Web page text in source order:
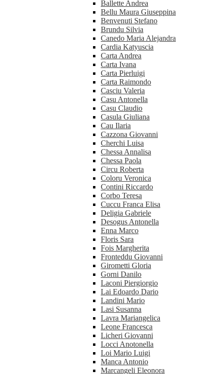
Ballette Andrea
Bellu Maura Giuseppina
Benvenuti Stefano
Brundu Silvia
Canedo Maria Alejandra
Cardia Katyuscia
Carta Andrea
Carta Ivana
Carta Pierluigi
Carta Raimondo
Casciu Valeria
Casu Antonella
Casu Claudio
Casula Giuliana
Cau Ilaria
Cazzona Giovanni
Cherchi Luisa
Chessa Annalisa
Chessa Paola
Circu Roberta
Coloru Veronica
Contini Riccardo
Corbo Teresa
Cuccu Franca Elisa
Deligia Gabriele
Desogus Antonella
Enna Marco
Floris Sara
Fois Margherita
Fronteddu Giovanni
Girometti Gloria
Gorni Danilo
Laconi Piergiorgio
Lai Edoardo Dario
Landini Mario
Lasi Susanna
Lavra Mariangelica
Leone Francesca
Licheri Giovanni
Locci Anotonella
Loi Mario Luigi
Manca Antonio
Marcangeli Eleonora